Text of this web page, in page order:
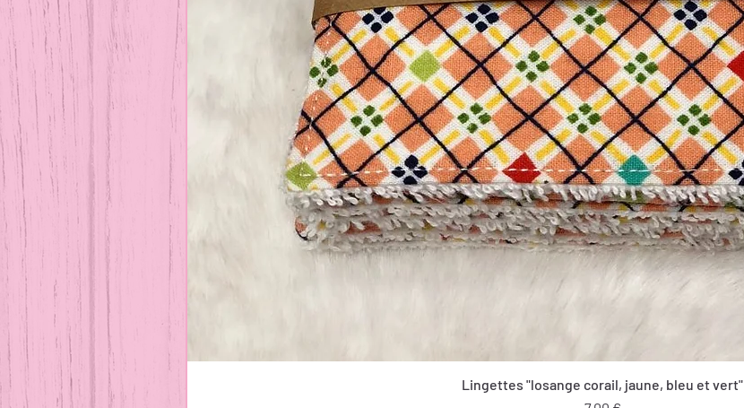
Lingettes "losange corail, jaune, bleu et vert"